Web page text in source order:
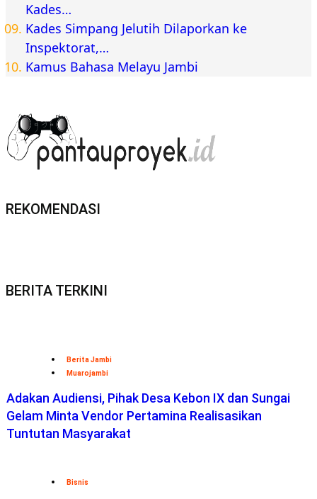
Kades…
Kades Simpang Jelutih Dilaporkan ke
Inspektorat,…
Kamus Bahasa Melayu Jambi
REKOMENDASI
BERITA TERKINI
Berita Jambi
Muarojambi
Adakan Audiensi, Pihak Desa Kebon IX dan Sungai
Gelam Minta Vendor Pertamina Realisasikan
Tuntutan Masyarakat
Bisnis